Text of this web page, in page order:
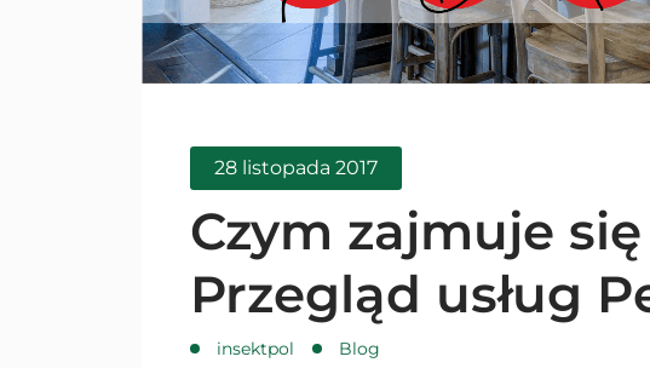
28 listopada 2017
Czym zajmuje
Przegląd usług
insektpol Blog